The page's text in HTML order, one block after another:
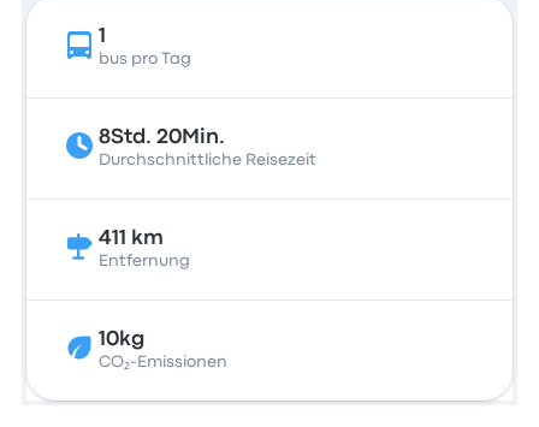
1
bus pro Tag
8Std. 20Min.
Durchschnittliche Reisezeit
411 km
Entfernung
10kg
CO₂-Emissionen